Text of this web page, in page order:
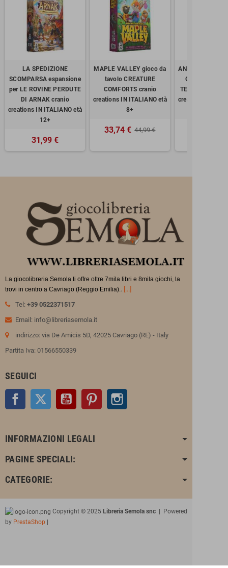
LA SPEDIZIONE
SCOMPARSA espansione
per LE ROVINE PERDUTE
DI ARNAK cranio
creations IN ITALIANO età
12+
31,99 €
MAPLE VALLEY gioco da
tavolo CREATURE
COMFORTS cranio
creations IN ITALIANO età
8+
33,74 € 44,99 €
ANUNNAKI
GIOCO DA
TESSERE
creations IN
La giocolibreria Semola ti offre oltre 7mila libri e 8mila giochi, la
trovi in centro a Cavriago (Reggio Emilia).. [...]
Tel: +39 0522371517
Email: info@libreriasemola.it
indirizzo: via De Amicis 5D, 42025 Cavriago (RE) - Italy
Partita Iva: 01566550339
SEGUICI
Facebook Twitter YouTube Pinterest
INFORMAZIONI LEGALI
PAGINE SPECIALI:
CATEGORIE:
Copyright © 2025 Libreria Semola snc | Powered
by PrestaShop